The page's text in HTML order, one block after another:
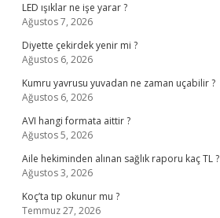
LED ışıklar ne işe yarar ?
Ağustos 7, 2026
Diyette çekirdek yenir mi ?
Ağustos 6, 2026
Kumru yavrusu yuvadan ne zaman uçabilir ?
Ağustos 6, 2026
AVI hangi formata aittir ?
Ağustos 5, 2026
Aile hekiminden alınan sağlık raporu kaç TL ?
Ağustos 3, 2026
Koç’ta tıp okunur mu ?
Temmuz 27, 2026